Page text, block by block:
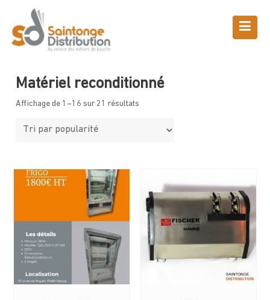
content
Boutique
reconditionné
Matériel reconditionné
Affichage de 1–16 sur 21 résultats